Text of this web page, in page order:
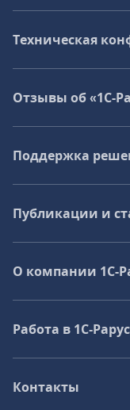
Техническая
Отзывы об «1С-
Поддержка
Публикации и
О компании 1C-
Работа в 1С‑Рарус
Контакты